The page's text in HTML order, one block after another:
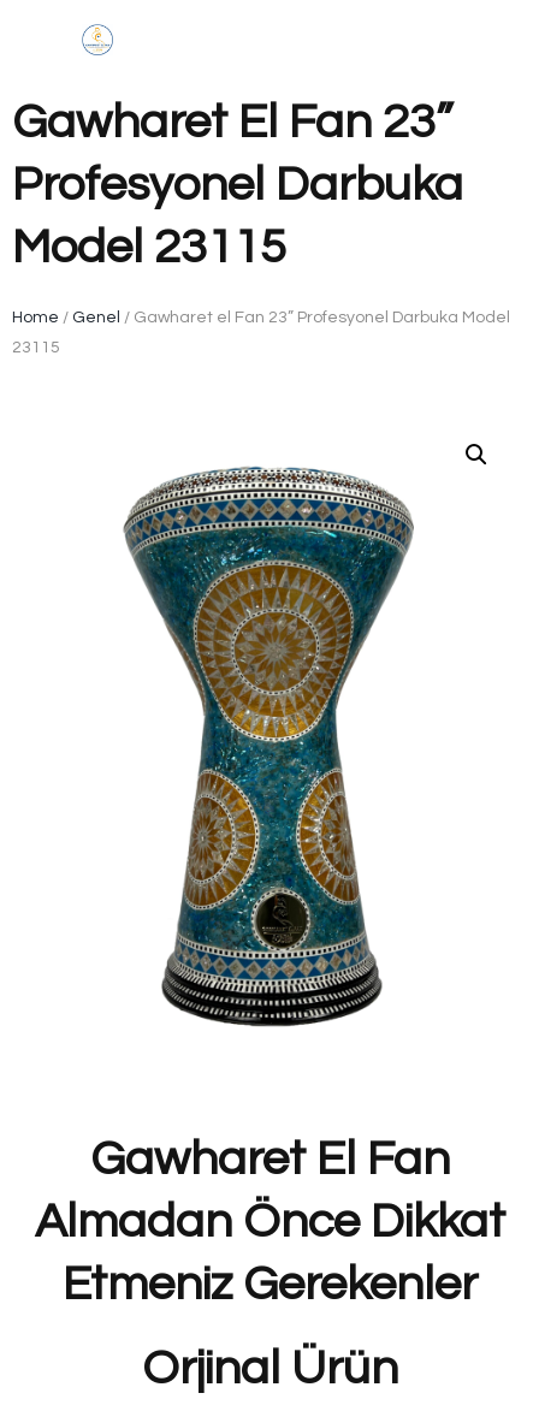
Gawharet El Fan 23”
Profesyonel Darbuka
Model 23115
Home / Genel / Gawharet el Fan 23” Profesyonel Darbuka Model
23115
Gawharet El Fan
Almadan Önce Dikkat
Etmeniz Gerekenler
Orjinal Ürün